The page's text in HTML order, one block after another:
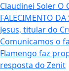
Claudinei Soler O
FALECIMENTO DA
Jesus, titular do
Comunicamos o
Flamengo faz
resposta do Zenit